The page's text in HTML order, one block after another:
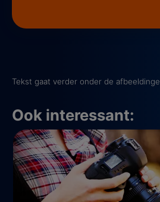
Tekst gaat verder onder de
Ook interessant: